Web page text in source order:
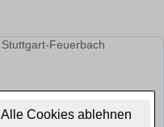
Alle Cookies ablehnen